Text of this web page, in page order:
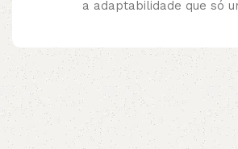
a adaptabilidade que só